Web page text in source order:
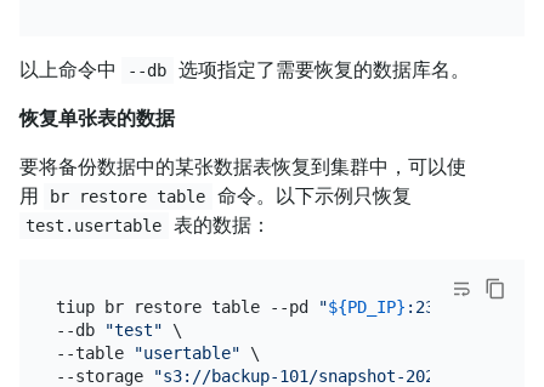
以上命令中 --db 选项指定了需要恢复的数据库名。
恢复单张表的数据
要将备份数据中的某张数据表恢复到集群中，可以使
用
br restore table 命令。以下示例只恢复
test.usertable 表的数据：
tiup br restore table --pd "${PD_IP} :2379"
--db
"test" \
--table
"usertable" \
--storage
"s3://backup-101/snapshot-